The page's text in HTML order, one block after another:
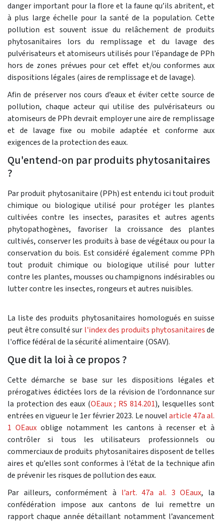
danger important pour la flore et la faune qu’ils abritent, et
à plus large échelle pour la santé de la population. Cette
pollution est souvent issue du relâchement de produits
phytosanitaires lors du remplissage et du lavage des
pulvérisateurs et atomiseurs utilisés pour l’épandage de PPh
hors de zones prévues pour cet effet et/ou conformes aux
dispositions légales (aires de remplissage et de lavage).
Afin de préserver nos cours d’eaux et éviter cette source de
pollution, chaque acteur qui utilise des pulvérisateurs ou
atomiseurs de PPh devrait employer une aire de remplissage
et de lavage fixe ou mobile adaptée et conforme aux
exigences de la protection des eaux.
Qu'entend-on par produits phytosanitaires
?
Par produit phytosanitaire (PPh) est entendu ici tout produit
chimique ou biologique utilisé pour protéger les plantes
cultivées contre les insectes, parasites et autres agents
phytopathogènes, favoriser la croissance des plantes
cultivés, conserver les produits à base de végétaux ou pour la
conservation du bois. Est considéré également comme PPh
tout produit chimique ou biologique utilisé pour lutter
contre les plantes, mousses ou champignons indésirables ou
lutter contre les insectes, rongeurs et autres nuisibles.
La liste des produits phytosanitaires homologués en suisse
peut être consulté sur l'index des produits phytosanitairesde
l'office fédéral de la sécurité alimentaire (OSAV).
Que dit la loi à ce propos ?
Cette démarche se base sur les dispositions légales et
prérogatives édictées lors de la révision de l’ordonnance sur
la protection des eaux (OEaux ; RS 814.201), lesquelles sont
entrées en vigueur le 1er février 2023. Le nouvelarticle 47a al.
1 OEaux oblige notamment les cantons à recenser et à
contrôler si tous les utilisateurs professionnels ou
commerciaux de produits phytosanitaires disposent de telles
aires et qu’elles sont conformes à l’état de la technique afin
de prévenir les risques de pollution des eaux.
Par ailleurs, conformément à l’art. 47a al. 3 OEaux, la
confédération impose aux cantons de lui remettre un
rapport chaque année détaillant notamment l’avancement